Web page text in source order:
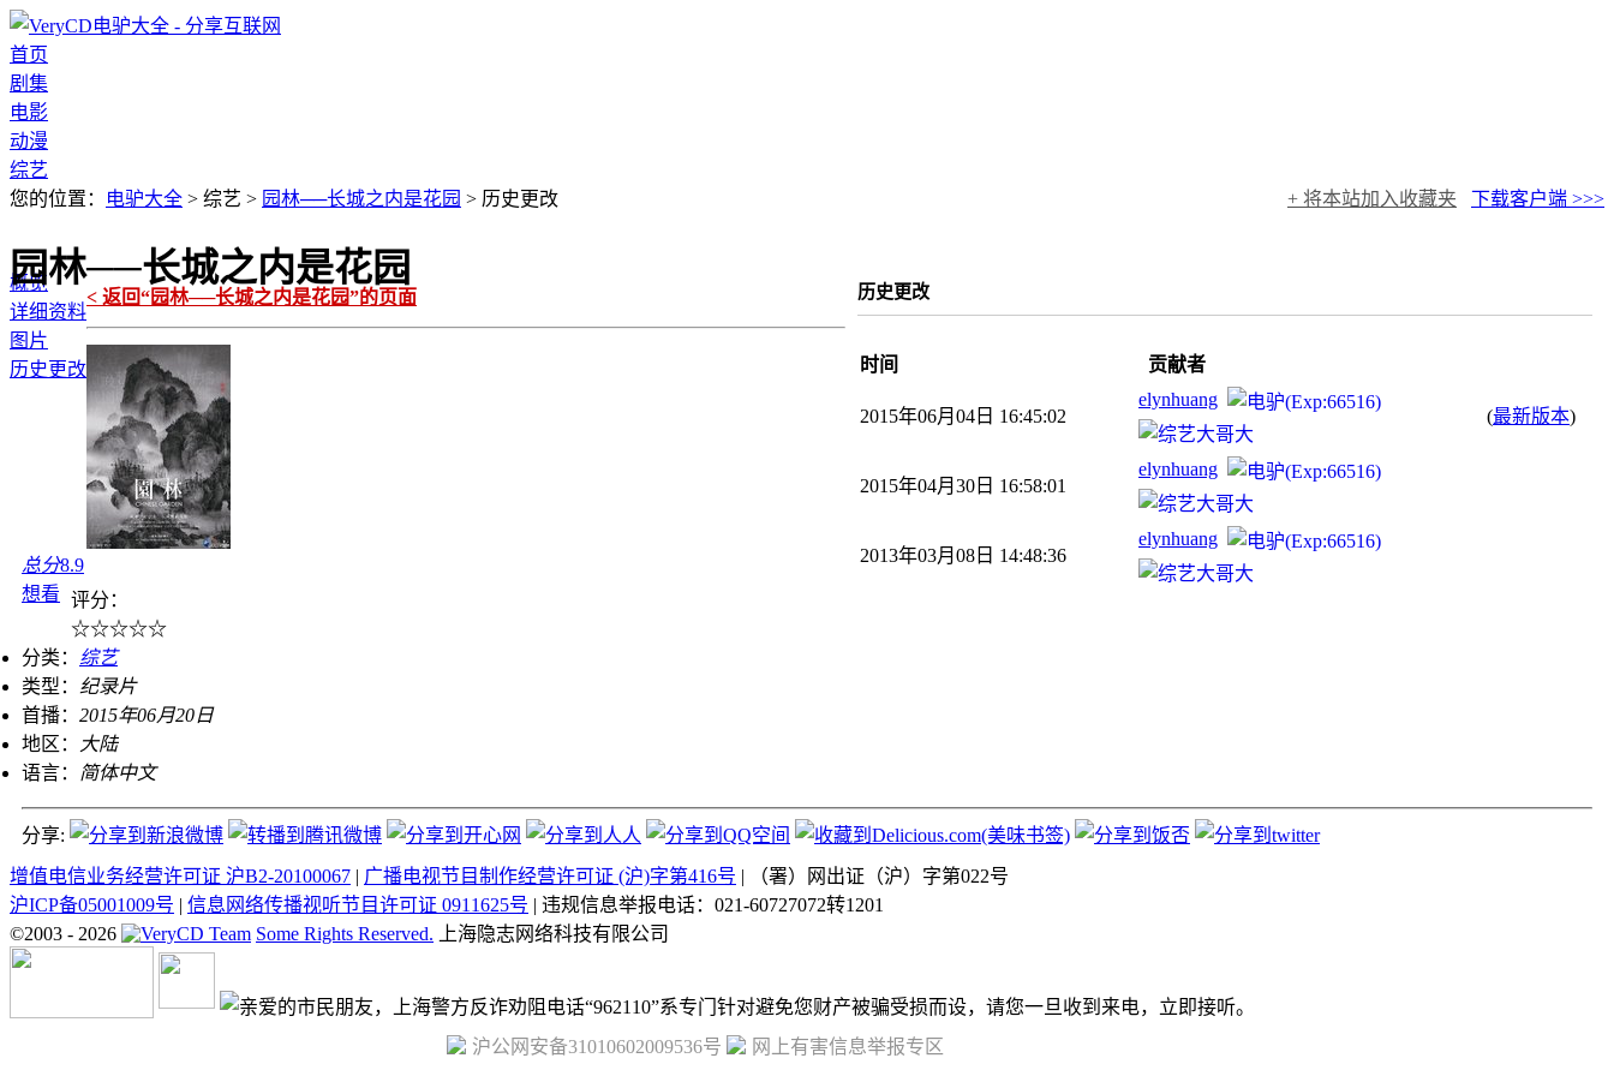
首页
剧集
电影
动漫
综艺
下载客户端 >>>
+ 将本站加入收藏夹
您的位置： 电驴大全 > 综艺 > 园林──长城之内是花园 > 历史更改
园林──长城之内是花园
概览
详细资料
图片
历史更改
历史更改
时间 贡献者
2015年06月04日 16:45:02
elynhuang
(最新版本)
2015年04月30日 16:58:01
elynhuang
2013年03月08日 14:48:36
elynhuang
< 返回“园林──长城之内是花园”的页面
总分8.9
想看 评分：
☆☆☆☆☆
分类： 综艺
类型： 纪录片
首播： 2015年06月20日
地区： 大陆
语言： 简体中文
分享:
增值电信业务经营许可证 沪B2-20100067 | 广播电视节目制作经营许可证 (沪)字第416号 | （署）网出证（沪）字第022号
沪ICP备05001009号 | 信息网络传播视听节目许可证 0911625号 | 违规信息举报电话：021-60727072转1201
©2003 - 2026 Some Rights Reserved. 上海隐志网络科技有限公司
沪公网安备31010602009536号 网上有害信息举报专区